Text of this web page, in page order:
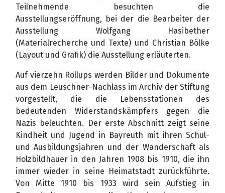
Teilnehmende besuchten die
Ausstellungseröffnung, bei der die Bearbeiter der
Ausstellung Wolfgang Hasibether
(Materialrecherche und Texte) und Christian Bölke
(Layout und Grafik) die Ausstellung erläuterten.
Auf vierzehn Rollups werden Bilder und Dokumente
aus dem Leuschner-Nachlass im Archiv der Stiftung
vorgestellt, die die Lebensstationen des
bedeutenden Widerstandskämpfers gegen die
Nazis beleuchten. Der erste Abschnitt zeigt seine
Kindheit und Jugend in Bayreuth mit ihren Schul-
und Ausbildungsjahren und der Wanderschaft als
Holzbildhauer in den Jahren 1908 bis 1910, die ihn
immer wieder in seine Heimatstadt zurückführte.
Von Mitte 1910 bis 1933 wird sein Aufstieg in